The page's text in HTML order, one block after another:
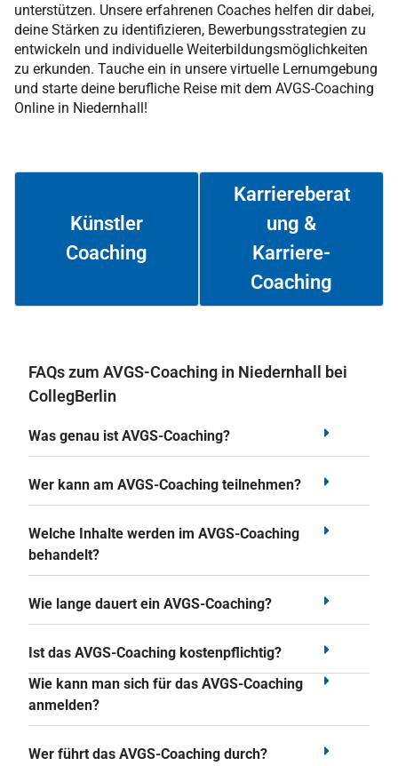
unterstützen. Unsere erfahrenen Coaches helfen dir dabei,
deine Stärken zu identifizieren, Bewerbungsstrategien zu
entwickeln und individuelle Weiterbildungsmöglichkeiten
zu erkunden. Tauche ein in unsere virtuelle Lernumgebung
und starte deine berufliche Reise mit dem AVGS-Coaching
Online in Niedernhall!
Künstler
Coaching
Weiterlesen
Karriereberat
ung &
Karriere-
Coaching
Weiterlesen
FAQs zum AVGS-Coaching in Niedernhall bei
CollegBerlin
Was genau ist AVGS-Coaching?
Wer kann am AVGS-Coaching teilnehmen?
Welche Inhalte werden im AVGS-Coaching
behandelt?
Wie lange dauert ein AVGS-Coaching?
Ist das AVGS-Coaching kostenpflichtig?
Wie kann man sich für das AVGS-Coaching
anmelden?
Wer führt das AVGS-Coaching durch?